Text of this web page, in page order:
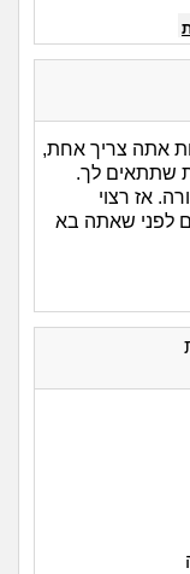
אתה צריך אחת,
שתתאים לך.
אז רצוי
לפני שאתה בא